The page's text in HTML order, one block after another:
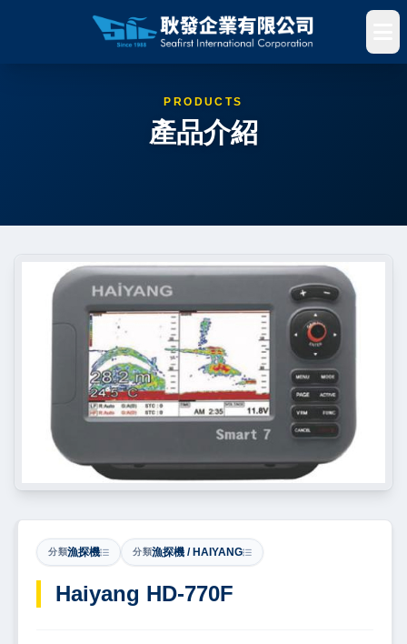
PRODUCTS
產品介紹
分類漁探機 分類漁探機 / HAIYANG
Haiyang HD-770F